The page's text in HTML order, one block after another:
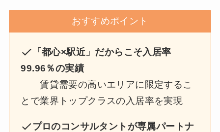
おすすめポイント
「都心×駅近」だからこそ入居率
99.96％の実績
賃貸需要の高いエリアに限定するこ
とで業界トップクラスの入居率を実現
プロのコンサルタントが専属パートナ